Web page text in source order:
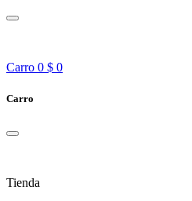
Carro 0 $ 0
Carro
Tienda